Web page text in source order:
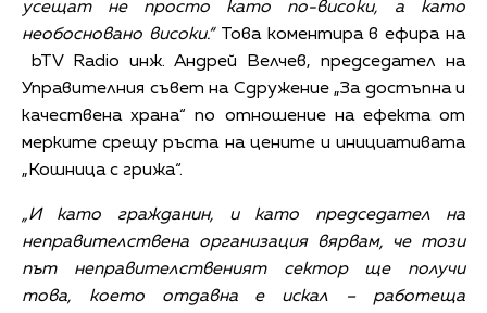
усещат не просто като по-високи, а като
необосновано високи.“Това коментира в ефира на
bTV Radio инж. Андрей Велчев, председател на
Управителния съвет на Сдружение „За достъпна и
качествена храна“ по отношение на ефекта от
мерките срещу ръста на цените и инициативата
„Кошница с грижа“.
„И като гражданин, и като председател на
неправителствена организация вярвам, че този
път неправителственият сектор ще получи
това, което отдавна е искал – работеща